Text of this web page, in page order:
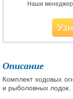
Наши
Описание
Комплект ходовых
и рыболовных лодок.